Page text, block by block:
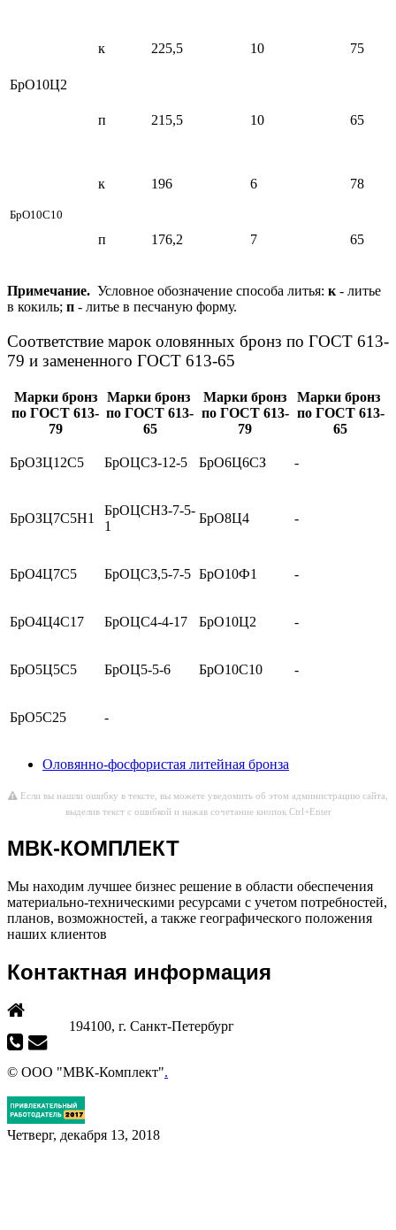
БрО10Ц2
к 225,5 10 75
п 215,5 10 65
БрО10С10
к 196 6 78
п 176,2 7 65
Примечание. Условное обозначение способа литья: к - литье
в кокиль; п - литье в песчаную форму.
Соответствие марок оловянных бронз по ГОСТ 613-
79 и замененного ГОСТ 613-65
Марки бронз
по ГОСТ 613-
79
Марки бронз
по ГОСТ 613-
65
Марки бронз
по ГОСТ 613-
79
Марки бронз
по ГОСТ 613-
65
БрОЗЦ12С5 БрОЦСЗ-12-5 БрО6Ц6СЗ -
БрОЗЦ7С5Н1
БрОЦСНЗ-7-5-
1
БрО8Ц4 -
БрО4Ц7С5 БрОЦСЗ,5-7-5 БрО10Ф1 -
БрО4Ц4С17 БрОЦС4-4-17 БрО10Ц2 -
БрО5Ц5С5 БрОЦ5-5-6 БрО10С10 -
БрО5С25 -
Оловянно-фосфористая литейная бронза
Если вы нашли ошибку в тексте, вы можете уведомить об этом администрацию сайта,
выделив текст с ошибкой и нажав сочетание кнопок Ctrl+Enter
МВК-КОМПЛЕКТ
Мы находим лучшее бизнес решение в области обеспечения
материально-техническими ресурсами с учетом потребностей,
планов, возможностей, а также географического положения
наших клиентов
Контактная информация
194100, г. Санкт-Петербург
© ООО "МВК-Комплект".
Четверг, декабря 13, 2018